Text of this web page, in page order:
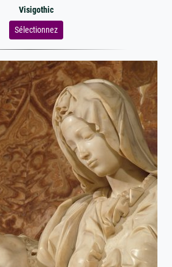
Visigothic
Sélectionnez